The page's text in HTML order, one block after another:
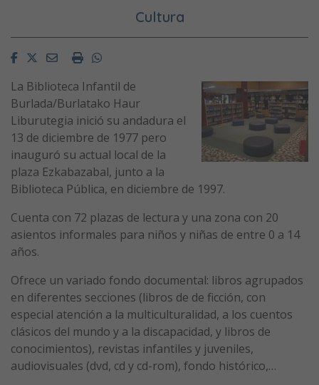
Cultura
FacebookTwitterEmailImprimirWhatsapp
La Biblioteca Infantil de
Burlada/Burlatako Haur
Liburutegia inició su andadura el
13 de diciembre de 1977 pero
inauguró su actual local de la
plaza Ezkabazabal, junto a la
Biblioteca Pública, en diciembre de 1997.
Cuenta con 72 plazas de lectura y una zona con 20
asientos informales para niños y niñas de entre 0 a 14
años.
Ofrece un variado fondo documental: libros agrupados
en diferentes secciones (libros de de ficción, con
especial atención a la multiculturalidad, a los cuentos
clásicos del mundo y a la discapacidad, y libros de
conocimientos), revistas infantiles y juveniles,
audiovisuales (dvd, cd y cd-rom), fondo histórico,…